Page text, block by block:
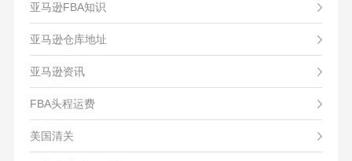
亚马逊FBA知识
亚马逊仓库地址
亚马逊资讯
FBA头程运费
美国清关